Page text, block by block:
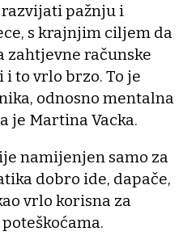
pažnju i
s krajnjim ciljem da
zahtjevne računske
to vrlo brzo. To je
odnosno mentalna
je Martina Vacka.
namijenjen samo za
dobro ide, dapače,
vrlo korisna za